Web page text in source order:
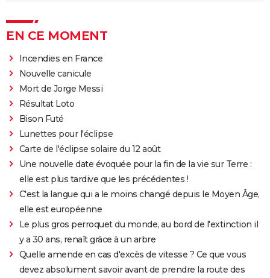
EN CE MOMENT
Incendies en France
Nouvelle canicule
Mort de Jorge Messi
Résultat Loto
Bison Futé
Lunettes pour l'éclipse
Carte de l'éclipse solaire du 12 août
Une nouvelle date évoquée pour la fin de la vie sur Terre :
elle est plus tardive que les précédentes !
C'est la langue qui a le moins changé depuis le Moyen Âge,
elle est européenne
Le plus gros perroquet du monde, au bord de l'extinction il
y a 30 ans, renaît grâce à un arbre
Quelle amende en cas d'excès de vitesse ? Ce que vous
devez absolument savoir avant de prendre la route des